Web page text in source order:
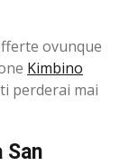
ovunque
Kimbino
perderai mai
San